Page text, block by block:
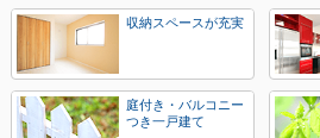
収納スペースが充実
庭付き・バルコニー
つき一戸建て